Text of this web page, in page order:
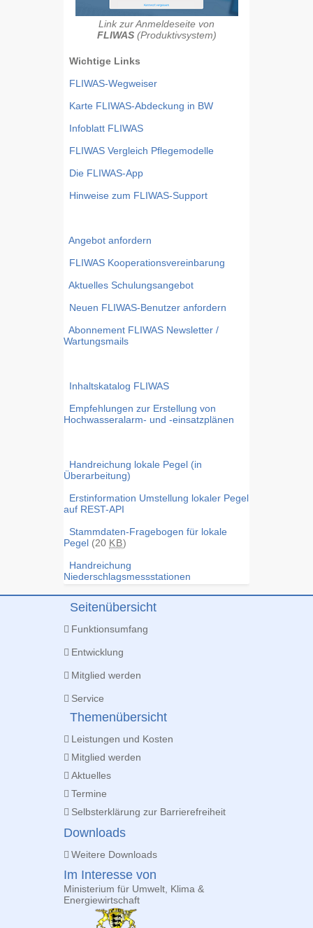
Link zur Anmeldeseite von
FLIWAS(Produktivsystem)
Wichtige Links
FLIWAS-Wegweiser
Karte FLIWAS-Abdeckung in BW
Infoblatt FLIWAS
FLIWAS Vergleich Pflegemodelle
Die FLIWAS-App
Hinweise zum FLIWAS-Support
Angebot anfordern
FLIWAS Kooperationsvereinbarung
Aktuelles Schulungsangebot
Neuen FLIWAS-Benutzer anfordern
Abonnement FLIWAS Newsletter /
Wartungsmails
Inhaltskatalog FLIWAS
Empfehlungen zur Erstellung von
Hochwasseralarm- und -einsatzplänen
Handreichung lokale Pegel (in
Überarbeitung)
Erstinformation Umstellung lokaler Pegel
auf REST-API
Stammdaten-Fragebogen für lokale
Pegel (20 KB)
Handreichung
Niederschlagsmessstationen
Seitenübersicht
Funktionsumfang
Entwicklung
Mitglied werden
Service
Themenübersicht
Leistungen und Kosten
Mitglied werden
Aktuelles
Termine
Selbsterklärung zur Barrierefreiheit
Downloads
Weitere Downloads
Im Interesse von
Ministerium für Umwelt, Klima &
Energiewirtschaft